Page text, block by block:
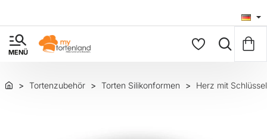
Tortenzubehör Torten Silikonformen Herz mit